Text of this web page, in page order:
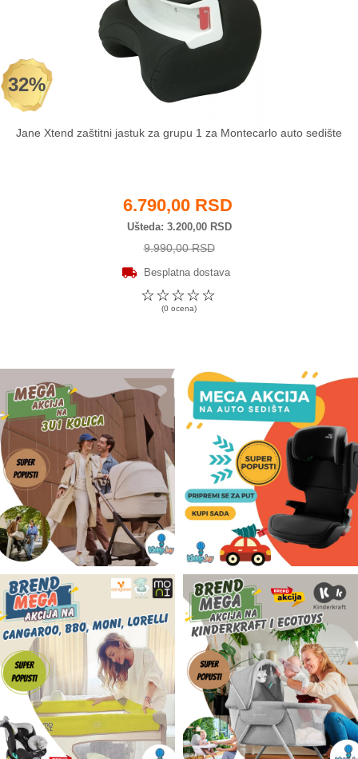
32%
Jane Xtend zaštitni jastuk za grupu 1 za Montecarlo auto sedište
6.790,00 RSD
Ušteda 3.200,00 RSD
9.990,00 RSD
Besplatna dostava
☆
☆
☆
☆
☆
(0 ocena)